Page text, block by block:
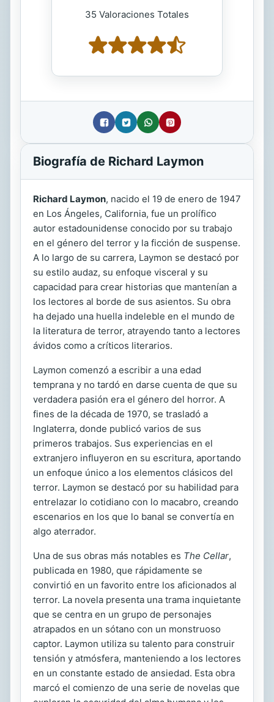
35 Valoraciones Totales
Biografía de Richard Laymon
Richard Laymon, nacido el 19 de enero de 1947
en Los Ángeles, California, fue un prolífico
autor estadounidense conocido por su trabajo
en el género del terror y la ficción de suspense.
A lo largo de su carrera, Laymon se destacó por
su estilo audaz, su enfoque visceral y su
capacidad para crear historias que mantenían a
los lectores al borde de sus asientos. Su obra
ha dejado una huella indeleble en el mundo de
la literatura de terror, atrayendo tanto a lectores
ávidos como a críticos literarios.
Laymon comenzó a escribir a una edad
temprana y no tardó en darse cuenta de que su
verdadera pasión era el género del horror. A
fines de la década de 1970, se trasladó a
Inglaterra, donde publicó varios de sus
primeros trabajos. Sus experiencias en el
extranjero influyeron en su escritura, aportando
un enfoque único a los elementos clásicos del
terror. Laymon se destacó por su habilidad para
entrelazar lo cotidiano con lo macabro, creando
escenarios en los que lo banal se convertía en
algo aterrador.
Una de sus obras más notables es The Cellar,
publicada en 1980, que rápidamente se
convirtió en un favorito entre los aficionados al
terror. La novela presenta una trama inquietante
que se centra en un grupo de personajes
atrapados en un sótano con un monstruoso
captor. Laymon utiliza su talento para construir
tensión y atmósfera, manteniendo a los lectores
en un constante estado de ansiedad. Esta obra
marcó el comienzo de una serie de novelas que